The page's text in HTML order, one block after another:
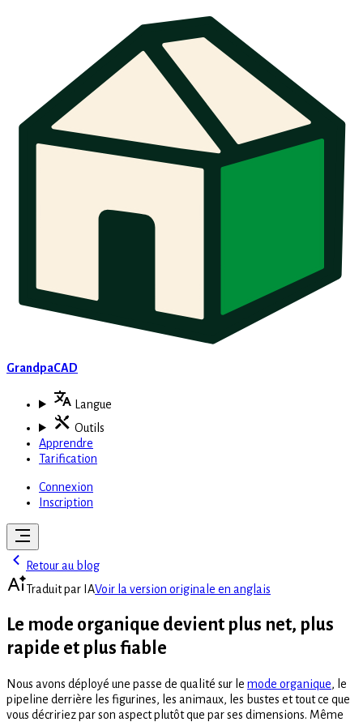
GrandpaCAD
Langue
Outils
Apprendre
Tarification
Connexion
Inscription
Retour au blog
Traduit par IAVoir la version originale en anglais
Le mode organique devient plus net, plus
rapide et plus fiable
Nous avons déployé une passe de qualité sur le mode organique, le
pipeline derrière les figurines, les animaux, les bustes et tout ce que
vous décririez par son aspect plutôt que par ses dimensions. Même